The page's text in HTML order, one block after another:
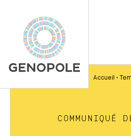
Accueil •
COMMUNIQUÉ